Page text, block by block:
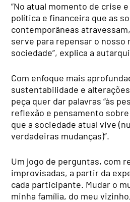
“No atual momento de crise
política e financeira que as
contemporâneas
serve para repensar o nosso
sociedade”, explica a
Com enfoque mais
sustentabilidade e
peça quer dar palavras “às
reflexão e pensamento
que a sociedade atual vive
verdadeiras mudanças)”.
Um jogo de perguntas, com
improvisadas, a partir da
cada participante. Mudar o
minha família, do meu